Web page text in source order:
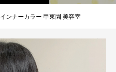
インナーカラー 甲東園 美容室